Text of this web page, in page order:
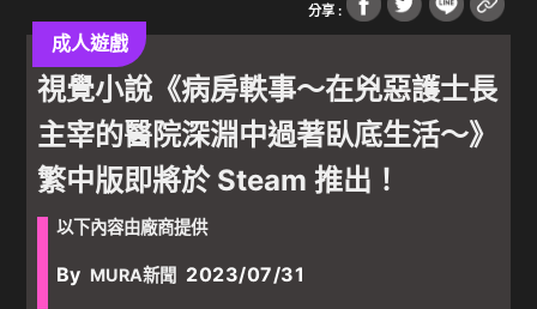
分享 :
成人遊戲
視覺小說《病房軼事～在兇惡護士長
主宰的醫院深淵中過著臥底生活～》
繁中版即將於 Steam 推出！
以下內容由廠商提供
By MURA新聞 2023/07/31